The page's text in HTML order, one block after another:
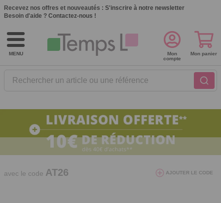
Recevez nos offres et nouveautés : S'inscrire à notre newsletter
Besoin d'aide ? Contactez-nous !
MENU
Rechercher un article ou une référence
Mon
compte
Mon panier
10€ de réduction dès 40€ d'achat. Offre
valable du 03/08/2026 au 12/08/2026.
avec le code AT26 AJOUTER LE CODE